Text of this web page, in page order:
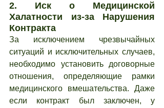
2. Иск о Медицинской
Халатности из-за Нарушения
Контракта
За исключением чрезвычайных
ситуаций и исключительных случаев,
необходимо установить договорные
отношения, определяющие рамки
медицинского вмешательства. Даже
если контракт был заключен, у